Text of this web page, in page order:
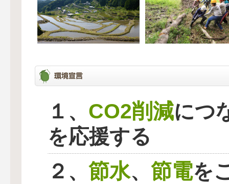
１、 CO2削減につ
を応援する
２、 節水、 節電を